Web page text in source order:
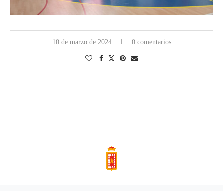
10 de marzo de 2024 0 comentarios